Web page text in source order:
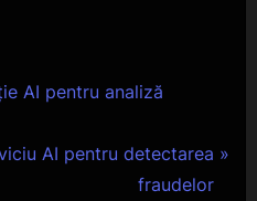
AI pentru analiză
AI pentru detectarea
fraudelor